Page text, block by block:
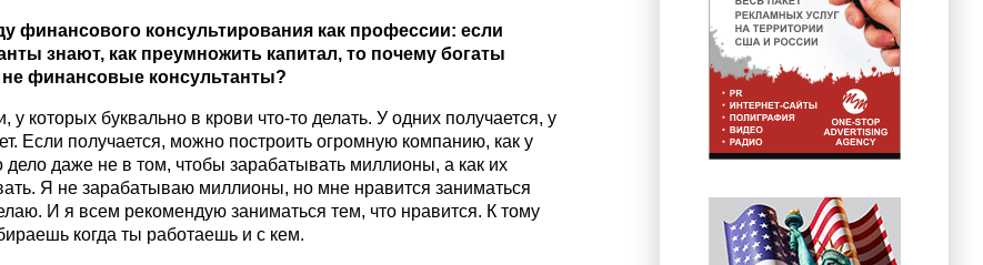
финансового консультирования как профессии: если
знают, как преумножить капитал, то почему богаты
не финансовые консультанты?
у которых буквально в крови что-то делать. У одних получается, у
Если получается, можно построить огромную компанию, как у
дело даже не в том, чтобы зарабатывать миллионы, а как их
Я не зарабатываю миллионы, но мне нравится заниматься
И я всем рекомендую заниматься тем, что нравится. К тому
когда ты работаешь и с кем.